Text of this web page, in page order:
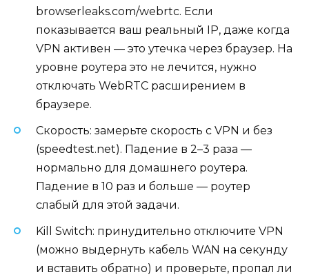
browserleaks.com/webrtc. Если
показывается ваш реальный IP, даже когда
VPN активен — это утечка через браузер. На
уровне роутера это не лечится, нужно
отключать WebRTC расширением в
браузере.
Скорость: замерьте скорость с VPN и без
(speedtest.net). Падение в 2–3 раза —
нормально для домашнего роутера.
Падение в 10 раз и больше — роутер
слабый для этой задачи.
Kill Switch: принудительно отключите VPN
(можно выдернуть кабель WAN на секунду
и вставить обратно) и проверьте, пропал ли